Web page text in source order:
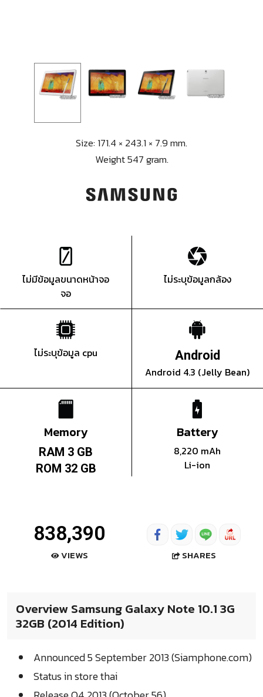
Size: 171.4 × 243.1 × 7.9 mm.
Weight 547 gram.
ไม่มีข้อมูลขนาดหน้าจอ
จอ
ไม่ระบุข้อมูลกล้อง
ไม่ระบุข้อมูล cpu Android
Android 4.3 (Jelly Bean)
Memory
RAM 3 GB
ROM 32 GB
Battery
8,220 mAh
Li-ion
838,390
VIEWS SHARES
Overview Samsung Galaxy Note 10.1 3G
32GB (2014 Edition)
Announced 5 September 2013 (Siamphone.com)
Status in store thai